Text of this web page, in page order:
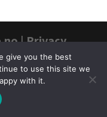
|Privacy
give you the best
to use this site we
with it.